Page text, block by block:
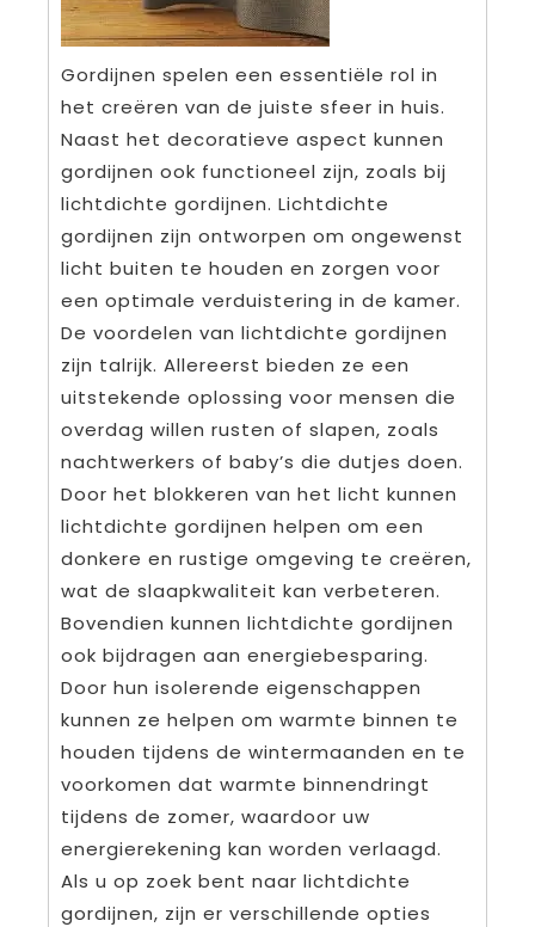
Gordijnen spelen een essentiële rol in
het creëren van de juiste sfeer in huis.
Naast het decoratieve aspect kunnen
gordijnen ook functioneel zijn, zoals bij
lichtdichte gordijnen. Lichtdichte
gordijnen zijn ontworpen om ongewenst
licht buiten te houden en zorgen voor
een optimale verduistering in de kamer.
De voordelen van lichtdichte gordijnen
zijn talrijk. Allereerst bieden ze een
uitstekende oplossing voor mensen die
overdag willen rusten of slapen, zoals
nachtwerkers of baby’s die dutjes doen.
Door het blokkeren van het licht kunnen
lichtdichte gordijnen helpen om een
donkere en rustige omgeving te creëren,
wat de slaapkwaliteit kan verbeteren.
Bovendien kunnen lichtdichte gordijnen
ook bijdragen aan energiebesparing.
Door hun isolerende eigenschappen
kunnen ze helpen om warmte binnen te
houden tijdens de wintermaanden en te
voorkomen dat warmte binnendringt
tijdens de zomer, waardoor uw
energierekening kan worden verlaagd.
Als u op zoek bent naar lichtdichte
gordijnen, zijn er verschillende opties